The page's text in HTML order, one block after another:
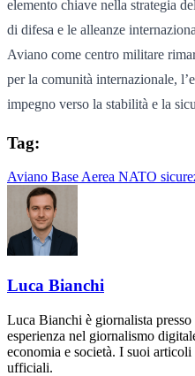
elemento chiave nella strategia
di difesa e le alleanze
Aviano come centro militare
per la comunità internazionale,
impegno verso la stabilità e la
Tag:
Aviano Base Aerea NATO
Luca Bianchi
Luca Bianchi è giornalista
esperienza nel giornalismo
economia e società. I suoi
ufficiali.